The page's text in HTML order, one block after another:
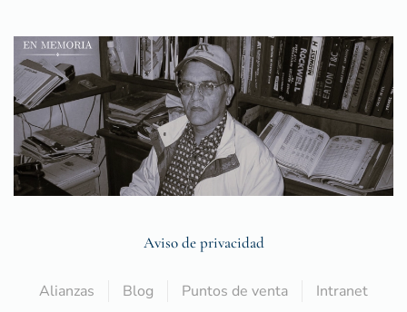
Aviso de privacidad
Alianzas Blog Puntos de venta
Intranet